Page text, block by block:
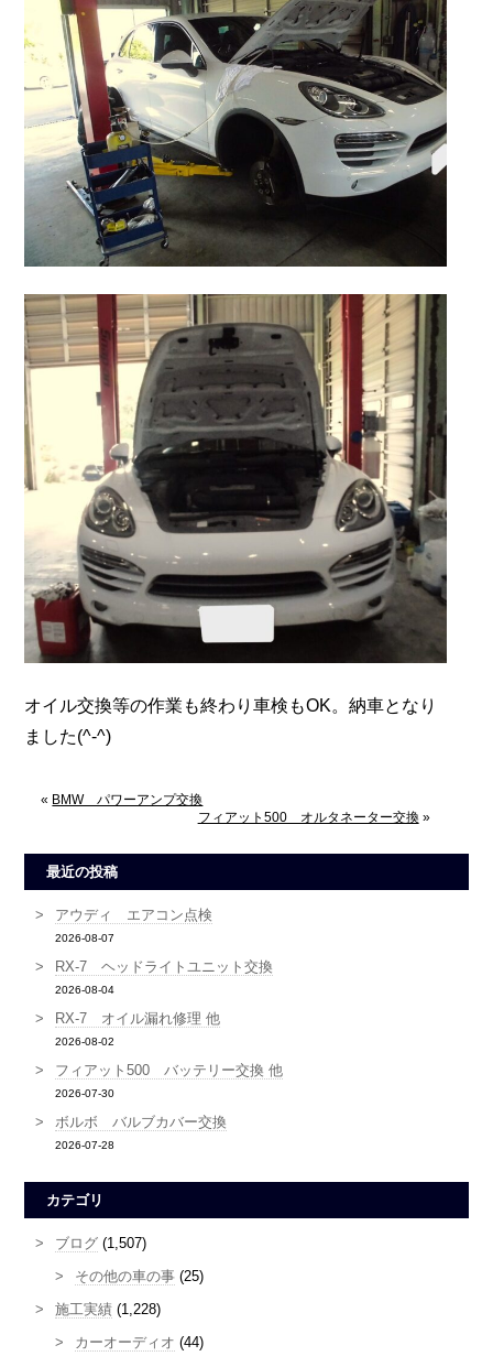
オイル交換等の作業も終わり車検もOK。納車となり
ました(^-^)
« BMW パワーアンプ交換
フィアット500 オルタネーター交換»
最近の投稿
アウディ エアコン点検
2026-08-07
RX-7 ヘッドライトユニット交換
2026-08-04
RX-7 オイル漏れ修理 他
2026-08-02
フィアット500 バッテリー交換 他
2026-07-30
ボルボ バルブカバー交換
2026-07-28
カテゴリ
ブログ (1,507)
その他の車の事 (25)
施工実績 (1,228)
カーオーディオ (44)